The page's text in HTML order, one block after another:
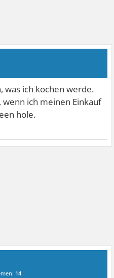
was ich kochen werde.
wenn ich meinen Einkauf
hole.
14